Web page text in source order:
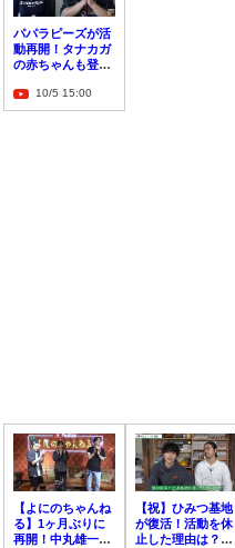
パパラピーズが活
動再開！タナカガ
の赤ちゃんも登
ついても10/5 15:00
【よにのちゃんね
る】1ヶ月ぶりに
再開！中丸雄一の
【祝】ひみつ基地
が復活！活動を休
止した理由は？今